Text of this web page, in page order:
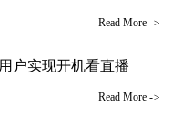
Read More ->
户实现开机看直播
Read More ->